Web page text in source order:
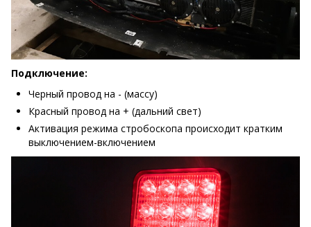
Подключение:
Черный провод на - (массу)
Красный провод на + (дальний свет)
Активация режима стробоскопа происходит кратким
выключением-включением